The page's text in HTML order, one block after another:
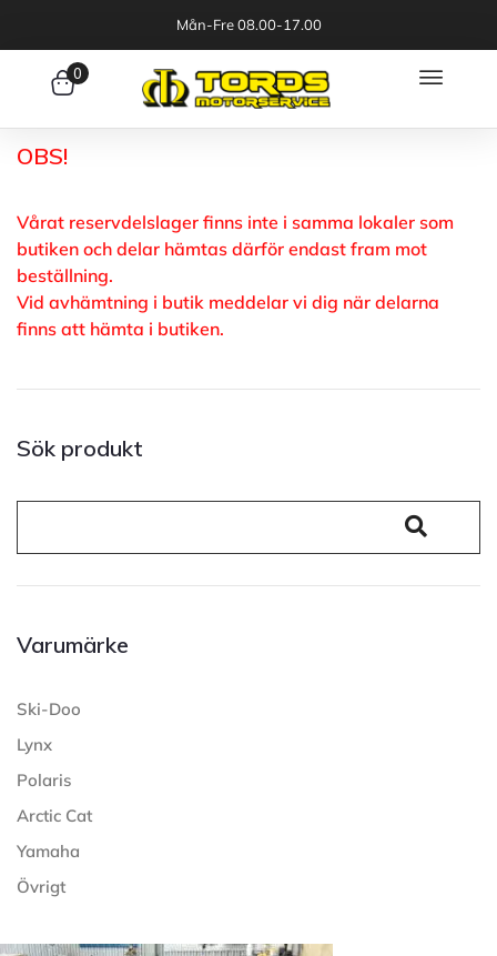
Mån-Fre 08.00-17.00
0
OBS!
Vårat reservdelslager finns inte i samma lokaler som
butiken och delar hämtas därför endast fram mot
beställning.
Vid avhämtning i butik meddelar vi dig när delarna
finns att hämta i butiken.
Sök produkt
Varumärke
Ski-Doo
Lynx
Polaris
Arctic Cat
Yamaha
Övrigt